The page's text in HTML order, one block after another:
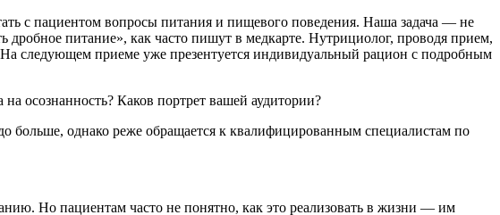
с пациентом вопросы питания и пищевого поведения. Наша задача — не
дробное питание», как часто пишут в медкарте. Нутрициолог, проводя прием,
следующем приеме уже презентуется индивидуальный рацион с подробным
осознанность? Каков портрет вашей аудитории?
больше, однако реже обращается к квалифицированным специалистам по
Но пациентам часто не понятно, как это реализовать в жизни — им